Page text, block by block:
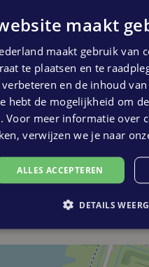
rechten ontleend
maakt
maakt gebruik van
te plaatsen en te
en de inhoud
hebt de mogelijkheid om
Voor meer informatie over
verwijzen we je naar
ALLES ACCEPTEREN
DETAILS